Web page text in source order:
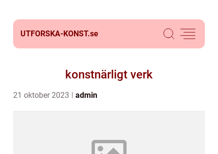
UTFORSKA-KONST.se
konstnärligt verk
21 oktober 2023 admin